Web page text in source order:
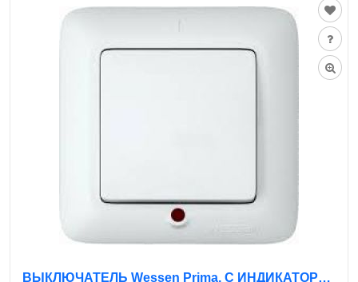
ВЫКЛЮЧАТЕЛЬ Wessen Prima, С ИНДИКАТОРОМ, С/У, 1-КЛ. БЕЛЫЙ, S16-053